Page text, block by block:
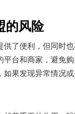
的风险
了便利，但同时
台和商家，避免
果发现异常情况